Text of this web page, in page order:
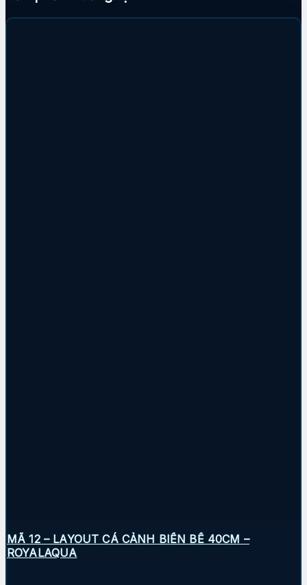
MÃ 12 – LAYOUT CÁ CẢNH BIỂN BỂ 40CM –
ROYALAQUA